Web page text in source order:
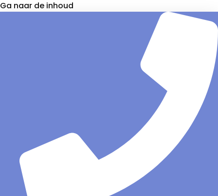
Ga naar de inhoud